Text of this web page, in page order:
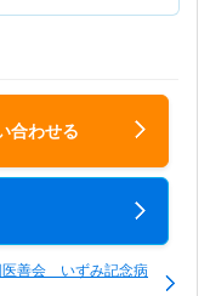
合わせる
医善会 いずみ記念病